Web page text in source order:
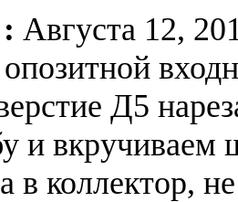
Августа 12,
Д5
и вкручиваем
в коллектор,